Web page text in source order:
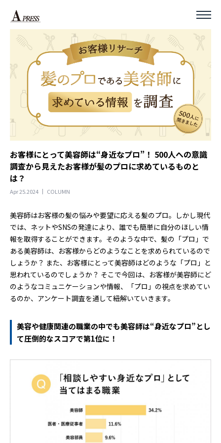
お客様にとって美容師は“身近なプロ”！ 500人への意識
調査から見えたお客様が髪のプロに求めているものと
は？
Apr 25.2024 COLUMN
美容師はお客様の髪の悩みや要望に応える髪のプロ。しかし現代
では、ネットやSNSの発達により、誰でも簡単に自分のほしい情
報を取得することができます。そのような中で、髪の「プロ」で
ある美容師は、お客様からどのようなことを求められているので
しょうか？ また、お客様にとって美容師はどのような「プロ」と
思われているのでしょうか？ そこで今回は、お客様が美容師にど
のようなコミュニケーションや情報、「プロ」の視点を求めてい
るのか、アンケート調査を通して紐解いていきます。
美容や健康関連の職業の中でも美容師は“身近なプロ”とし
て圧倒的なスコアで第1位に！